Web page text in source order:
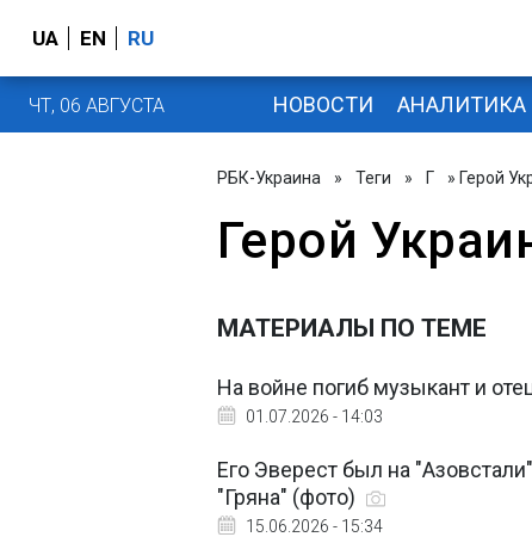
UA EN RU
ЧТ, 06 АВГУСТА НОВОСТИ АНАЛИТИКА
РБК-Украина » Теги » Г » Герой
Герой
МАТЕРИАЛЫ ПО ТЕМЕ
На войне погиб музыкант и
01.07.2026 - 14:03
Его Эверест был на
"Гряна" (фото)
15.06.2026 - 15:34